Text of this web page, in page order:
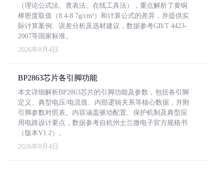
（理论公式法、查表法、在线工具法），重点解析了黄铜
棒密度取值（8.4-8.7g/cm³）和计算公式的差异，并提供实
际计算案例、误差分析及选材建议，数据参考GB/T 4423-
2007等国家标准。
2026年8月4日
BP2863芯片各引脚功能
本文详细解析BP2863芯片的引脚功能及参数，包括各引脚
定义、典型电压/电流值、内部逻辑关系等核心数据，并附
引脚参数对照表。内容涵盖驱动配置、保护机制及典型应
用电路设计要点，数据参考自杭州士兰微电子官方规格书
（版本V1.2）。
2026年8月4日